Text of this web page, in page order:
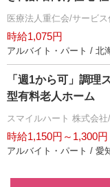
医療法人重仁会/サービ
時給1,075円
アルバイト・パート / 北
「週1から可」調理
型有料老人ホーム
スマイルハート 株式会
時給1,150円～1,300円
アルバイト・パート / 愛